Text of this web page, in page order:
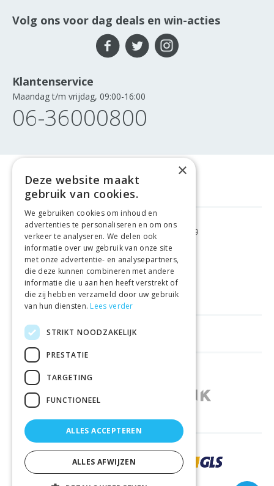
Volg ons voor dag deals en win-acties
Klantenservice
Maandag t/m vrijdag, 09:00-16:00
06-36000800
GRATIS VERZENDING VANAF €99
GEMAKKELIJKRETOURNEREN
LAAGSTEPRIJSGARANTIE
HANDIGE LINKS
WINKELS IN ANDERE LANDEN
ZORGVULDIG BEZORGD DOOR
×
Deze website maakt
gebruik van cookies.
We gebruiken cookies om inhoud en
advertenties te personaliseren en om ons
verkeer te analyseren. We delen ook
informatie over uw gebruik van onze site
met onze advertentie- en analysepartners,
die deze kunnen combineren met andere
informatie die u aan hen heeft verstrekt of
die zij hebben verzameld door uw gebruik
van hun diensten. Lees verder
STRIKT NOODZAKELIJK
PRESTATIE
TARGETING
FUNCTIONEEL
ALLES ACCEPTEREN
ALLES AFWIJZEN